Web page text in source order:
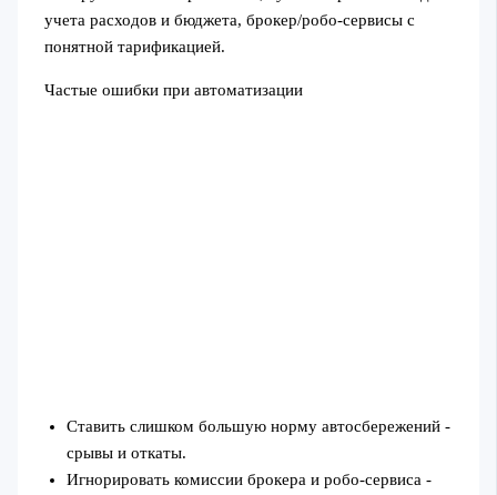
учета расходов и бюджета, брокер/робо‑сервисы с
понятной тарификацией.
Частые ошибки при автоматизации
Ставить слишком большую норму автосбережений -
срывы и откаты.
Игнорировать комиссии брокера и робо‑сервиса -